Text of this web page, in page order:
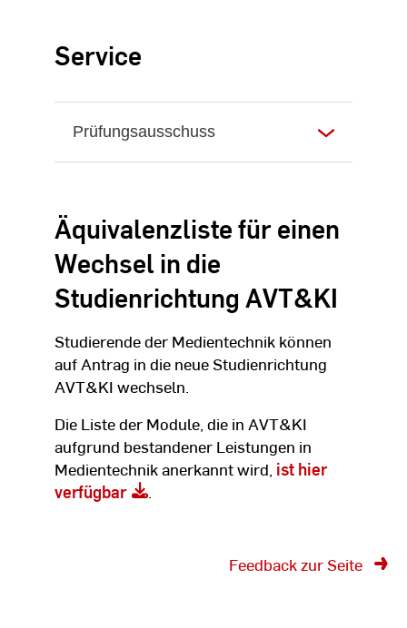
Service
Prüfungsausschuss
Äquivalenzliste für einen
Wechsel in die
Studienrichtung AVT&KI
Studierende der Medientechnik können
auf Antrag in die neue Studienrichtung
AVT&KI wechseln.
Die Liste der Module, die in AVT&KI
aufgrund bestandener Leistungen in
Medientechnik anerkannt wird, ist hier
verfügbar
.
Feedback zur Seite